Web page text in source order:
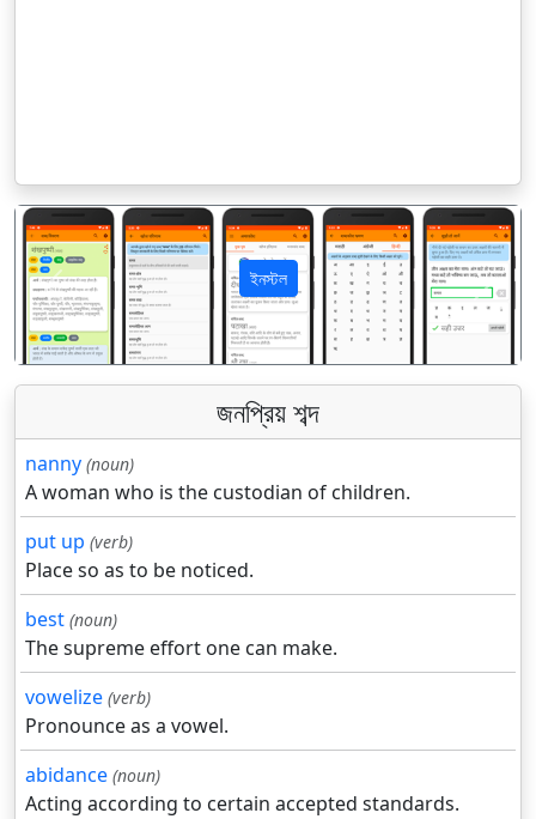
ইনস্টল
पिछला अगला
জনপ্রিয় শব্দ
nanny (noun)
A woman who is the custodian of children.
put up (verb)
Place so as to be noticed.
best (noun)
The supreme effort one can make.
vowelize (verb)
Pronounce as a vowel.
abidance (noun)
Acting according to certain accepted standards.